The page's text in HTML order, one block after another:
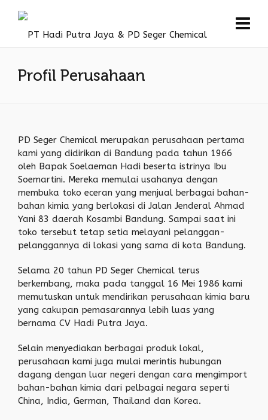
Profil Perusahaan
PD Seger Chemical merupakan perusahaan pertama
kami yang didirikan di Bandung pada tahun 1966
oleh Bapak Soelaeman Hadi beserta istrinya Ibu
Soemartini. Mereka memulai usahanya dengan
membuka toko eceran yang menjual berbagai bahan-
bahan kimia yang berlokasi di Jalan Jenderal Ahmad
Yani 83 daerah Kosambi Bandung. Sampai saat ini
toko tersebut tetap setia melayani pelanggan-
pelanggannya di lokasi yang sama di kota Bandung.
Selama 20 tahun PD Seger Chemical terus
berkembang, maka pada tanggal 16 Mei 1986 kami
memutuskan untuk mendirikan perusahaan kimia baru
yang cakupan pemasarannya lebih luas yang
bernama CV Hadi Putra Jaya.
Selain menyediakan berbagai produk lokal,
perusahaan kami juga mulai merintis hubungan
dagang dengan luar negeri dengan cara mengimport
bahan-bahan kimia dari pelbagai negara seperti
China, India, German, Thailand dan Korea.